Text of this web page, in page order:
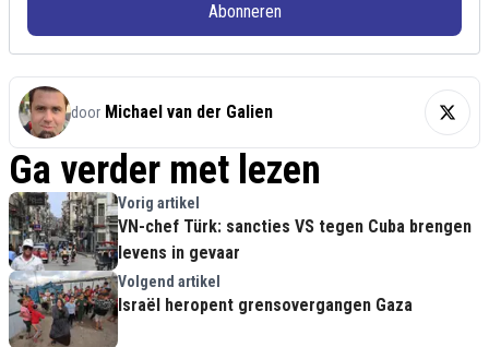
Abonneren
door Michael van der Galien
Ga verder met lezen
Vorig artikel
VN-chef Türk: sancties VS tegen Cuba brengen
levens in gevaar
Volgend artikel
Israël heropent grensovergangen Gaza